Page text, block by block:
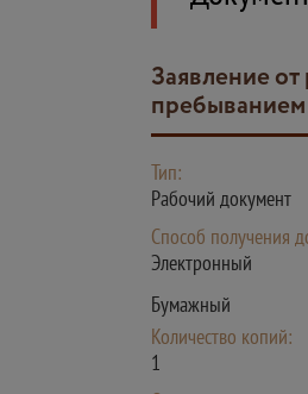
Заявление от родителей (законных представителей) о зачисления детей в летний оздоровительный лагерь с дневным
Тип:
Рабочий документ
Способ получения
Электронный
Бумажный
Количество копий:
1